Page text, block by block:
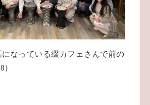
なっている綴カフェさんで前の